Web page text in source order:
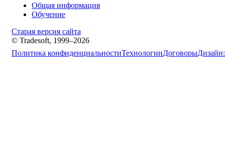
Общая информация
Обучение
Старая версия сайта
© Tradesoft, 1999–2026
Политика конфиденциальностиТехнологииДоговорыДизайн: